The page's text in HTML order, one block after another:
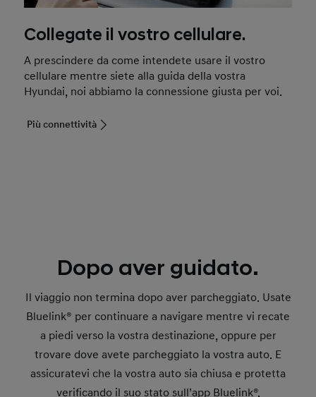
Collegate il vostro cellulare.
A prescindere da come intendete usare il vostro
cellulare mentre siete alla guida della vostra
Hyundai, noi abbiamo la connessione giusta per voi.
Più connettività
Dopo aver guidato.
Il viaggio non termina dopo aver parcheggiato. Usate
Bluelink® per continuare a navigare mentre vi recate
a piedi verso la vostra destinazione, oppure per
trovare dove avete parcheggiato la vostra auto. E
assicuratevi che la vostra auto sia chiusa e protetta
verificando il suo stato sull’app Bluelink®.